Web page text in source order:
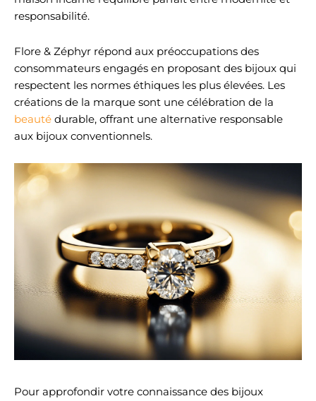
responsabilité.
Flore & Zéphyr répond aux préoccupations des
consommateurs engagés en proposant des bijoux qui
respectent les normes éthiques les plus élevées. Les
créations de la marque sont une célébration de la
beauté durable, offrant une alternative responsable
aux bijoux conventionnels.
Pour approfondir votre connaissance des bijoux